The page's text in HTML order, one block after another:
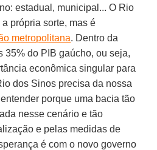
estadual, municipal... O Rio
própria sorte, mas é
metropolitana. Dentro da
35% do PIB gaúcho, ou seja,
econômica singular para
dos Sinos precisa da nossa
porque uma bacia tão
nesse cenário e tão
e pelas medidas de
é com o novo governo